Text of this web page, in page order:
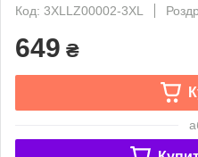
Код: 3XLLZ00002-3XL
649 ₴